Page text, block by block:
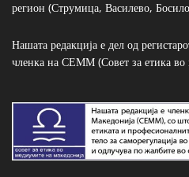
регион (Струмица, Василево,
Нашата редакција е дел од
членка на СЕММ (Совет за етика